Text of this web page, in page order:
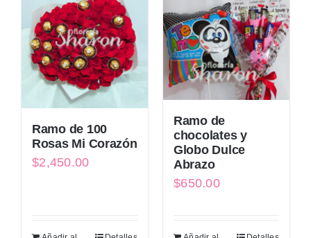
Ramo de 100
Rosas Mi Corazón
$2,450.00
Ramo de
chocolates y
Globo Dulce
Abrazo
$650.00